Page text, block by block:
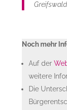
Noch mehr
Auf der
weitere
Die